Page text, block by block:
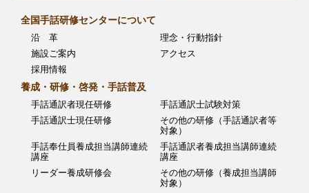
全国手話研修センターについて
沿 革
理念・行動指針
施設ご案内
アクセス
採用情報
養成・研修・啓発・手話普及
手話通訳者現任研修
手話通訳士試験対策
手話通訳士現任研修
その他の研修（手話通訳者等
対象）
手話奉仕員養成担当講師連続
講座
手話通訳者養成担当講師連続
講座
リーダー養成研修会
その他の研修（養成担当講師
対象）